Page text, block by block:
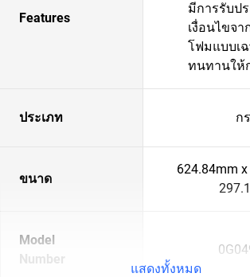
Features
มีการรับป
เงื่อนไขจา
โฟมแบบเ
ทนทานให้
ประเภท ก
ขนาด
624.84mm
Model
Number
แสดงทั้งหมด